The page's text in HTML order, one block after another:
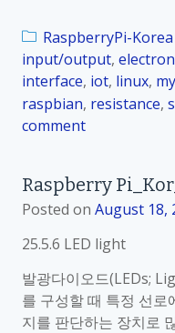
l
u
t
o
n
입
력
RaspberryPi-Korea
input/output,
interface, iot, linux,
raspbian, resistance,
comment
a
s
p
e
r
r
Raspberry
Posted on August 18,
25.5.6 LED light
발광다이오드(LEDs;
를 구성할 때 특정 선로
지를 판단하는 장치로